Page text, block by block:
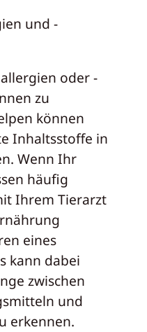
und -
oder -
zu
können
Inhaltsstoffe in
Wenn Ihr
häufig
Ihrem Tierarzt
eines
kann dabei
zwischen
und
erkennen.